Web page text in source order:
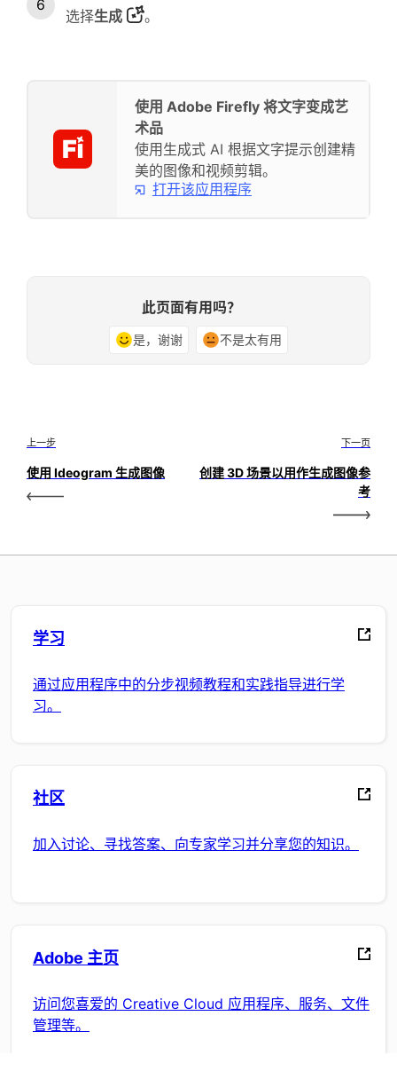
选择生成 。
使用 Adobe Firefly 将文字变成艺
术品
使用生成式 AI 根据文字提示创建精
美的图像和视频剪辑。
打开该应用程序
此页面有用吗？
是，谢谢 不是太有用
上一步
使用 Ideogram 生成图像
下一页
创建 3D 场景以用作生成图像参
考
学习
通过应用程序中的分步视频教程和实践指导进行学
习。
社区
加入讨论、寻找答案、向专家学习并分享您的知识。
Adobe 主页
访问您喜爱的 Creative Cloud 应用程序、服务、文件
管理等。